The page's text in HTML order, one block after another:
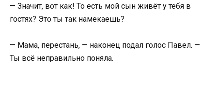
— Значит, вот как! То есть мой сын живёт у тебя в
гостях? Это ты так намекаешь?
— Мама, перестань, — наконец подал голос Павел. —
Ты всё неправильно поняла.